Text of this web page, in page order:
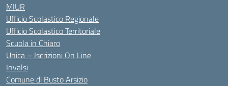
MIUR
Ufficio Scolastico Regionale
Ufficio Scolastico Territoriale
Scuola in Chiaro
Unica – Iscrizioni On Line
Invalsi
Comune di Busto Arsizio